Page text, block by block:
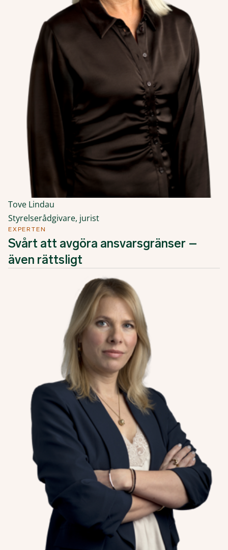
Tove Lindau
Styrelserådgivare, jurist
EXPERTEN
Svårt att avgöra ansvarsgränser –
även rättsligt